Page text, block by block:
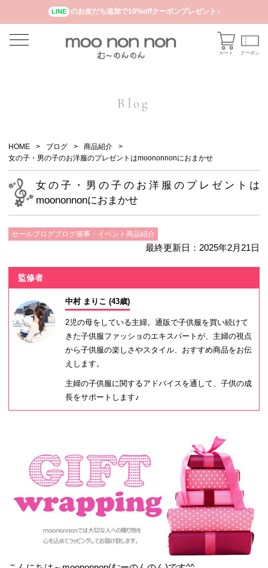
LINE のお友だち追加で10%offクーポンプレゼント♪
カート クーポン
Blog
HOME ブログ
商品紹介
女の子・男の子のお洋服のプレゼントはmoononnonにおまかせ
女の子・男の子のお洋服のプレゼントは
moononnonにおまかせ
セールブログブログ催事・イベント 商品紹介
最終更新日：2025年2月21日
監修者
中村 まりこ (43歳)
2児の母をしている主婦。通販で子供服を買い続けて
きた子供服ファッショのエキスパートが、主婦の視点
から子供服の楽しさやスタイル、おすすめ商品をお伝
えします。
主婦の子供服に関するアドバイスを通して、子供の成
長をサポートします♪